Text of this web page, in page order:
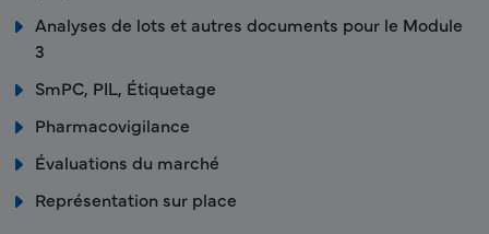
Analyses de lots et autres documents pour le Module
3
SmPC, PIL, Étiquetage
Pharmacovigilance
Évaluations du marché
Représentation sur place